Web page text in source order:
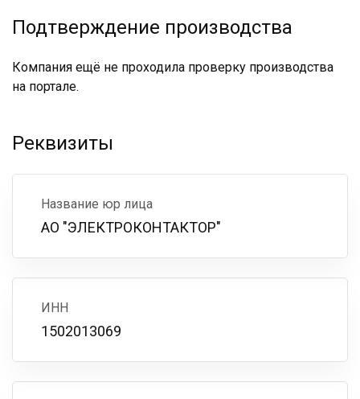
Подтверждение производства
Компания ещё не проходила проверку производства
на портале.
Реквизиты
Название юр лица
АО "ЭЛЕКТРОКОНТАКТОР"
ИНН
1502013069